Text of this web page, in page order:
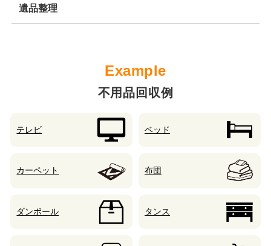
遺品整理
不用品回収例
テレビ ベッド
カーペット 布団
ダンボール タンス